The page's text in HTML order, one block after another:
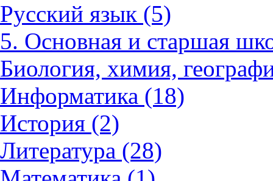
Русский язык (5)
5. Основная и старшая
Биология, химия,
Информатика (18)
История (2)
Литература (28)